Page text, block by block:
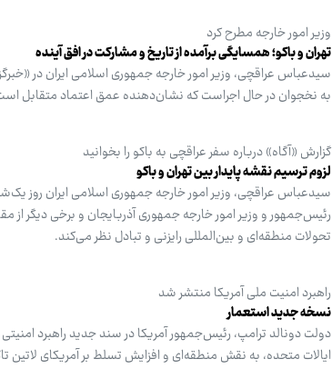
وزیر امور خارجه مطرح کرد
تهران و باکو؛ همسایگی برآمده از تاریخ و مشارکت در افق آینده
سیدعباس عراقچی، وزیر امور خارجه جمهوری اسلامی ایران در
به نخجوان در حال اجراست که نشان‌دهنده عمق اعتماد متقابل
گزارش «آگاه» درباره سفر عراقچی به باکو را بخوانید
لزوم ترسیم نقشه پایدار بین تهران و باکو
رئیس‌جمهور و وزیر امور خارجه جمهوری آذربایجان و برخی دیگر از
تحولات منطقه‌ای و بین‌المللی رایزنی و تبادل نظر می‌کند.
راهبرد امنیت ملی آمریکا منتشر شد
نسخه جدید استعمار
دولت دونالد ترامپ، رئیس‌جمهور آمریکا در سند جدید راهبرد
ایالات متحده، به نقش منطقه‌ای و افزایش تسلط بر آمریکای لاتین